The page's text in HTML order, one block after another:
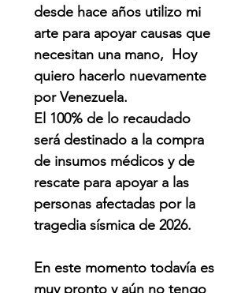
desde hace años utilizo mi
arte para apoyar causas que
necesitan una mano, Hoy
quiero hacerlo nuevamente
por Venezuela.
El 100% de lo recaudado
será destinado a la compra
de insumos médicos y de
rescate para apoyar a las
personas afectadas por la
tragedia sísmica de 2026.
En este momento todavía es
muy pronto y aún no tengo